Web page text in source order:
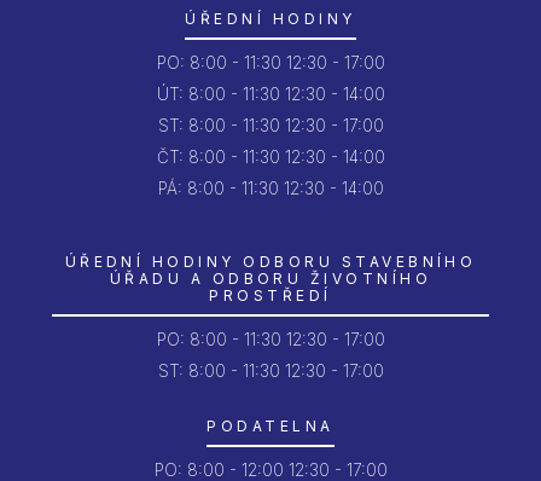
ÚŘEDNÍ HODINY
PO: 8:00 - 11:30 12:30 - 17:00
ÚT: 8:00 - 11:30 12:30 - 14:00
ST: 8:00 - 11:30 12:30 - 17:00
ČT: 8:00 - 11:30 12:30 - 14:00
PÁ: 8:00 - 11:30 12:30 - 14:00
ÚŘEDNÍ HODINY ODBORU STAVEBNÍHO
ÚŘADU A ODBORU ŽIVOTNÍHO
PROSTŘEDÍ
PO: 8:00 - 11:30 12:30 - 17:00
ST: 8:00 - 11:30 12:30 - 17:00
PODATELNA
PO: 8:00 - 12:00 12:30 - 17:00